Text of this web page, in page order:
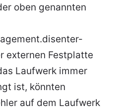
oben genannten
externen Festplatte
Laufwerk immer
ist, könnten
auf dem Laufwerk